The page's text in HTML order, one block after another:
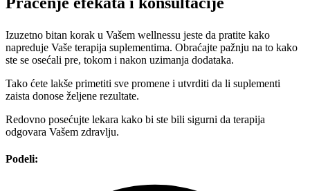
Izuzetno bitan korak u Vašem wellnessu jeste da pratite kako
napreduje Vaše terapija suplementima. Obraćajte pažnju na to kako
ste se osećali pre, tokom i nakon uzimanja dodataka.
Tako ćete lakše primetiti sve promene i utvrditi da li suplementi
zaista donose željene rezultate.
Redovno posećujte lekara kako bi ste bili sigurni da terapija
odgovara Vašem zdravlju.
Podeli: